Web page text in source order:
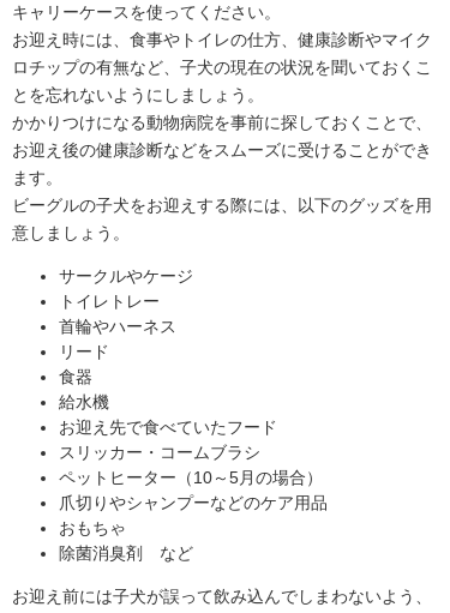
キャリーケースを使ってください。
お迎え時には、食事やトイレの仕方、健康診断やマイク
ロチップの有無など、子犬の現在の状況を聞いておくこ
とを忘れないようにしましょう。
かかりつけになる動物病院を事前に探しておくことで、
お迎え後の健康診断などをスムーズに受けることができ
ます。
ビーグルの子犬をお迎えする際には、以下のグッズを用
意しましょう。
サークルやケージ
トイレトレー
首輪やハーネス
リード
食器
給水機
お迎え先で食べていたフード
スリッカー・コームブラシ
ペットヒーター（10～5月の場合）
爪切りやシャンプーなどのケア用品
おもちゃ
除菌消臭剤 など
お迎え前には子犬が誤って飲み込んでしまわないよう、